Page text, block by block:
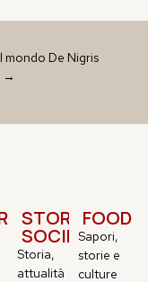
mondo De Nigris
→
STORIA&
SOCIETÀ
Storia,
attualità
FOOD
Sapori,
storie e
culture